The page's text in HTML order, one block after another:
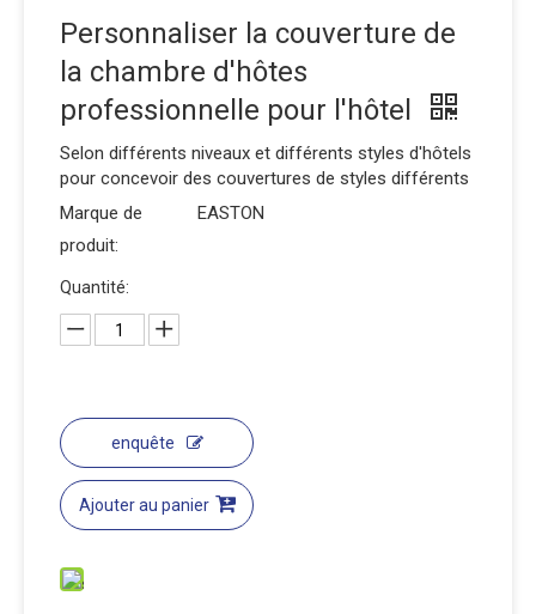
Personnaliser la couverture de
la chambre d'hôtes
professionnelle pour l'hôtel
Selon différents niveaux et différents styles d'hôtels
pour concevoir des couvertures de styles différents
Marque de
produit:
EASTON
Quantité:
enquête
Ajouter au panier